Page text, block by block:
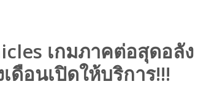
เกมภาคต่อสุดอลัง
ดือนเปิดให้บริการ!!!